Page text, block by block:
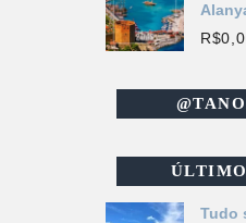
R$
Tudo